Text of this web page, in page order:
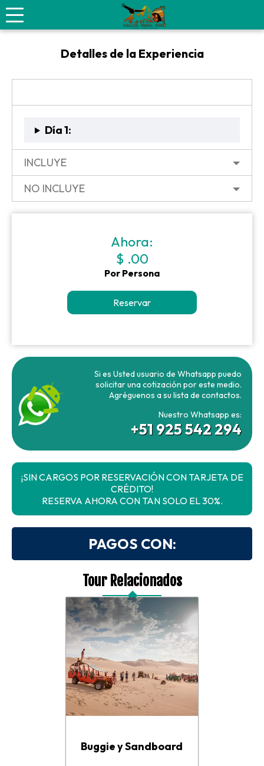
Cañon de los Perdidos Full Day
Detalles de la Experiencia
Día 1:
INCLUYE
NO INCLUYE
Ahora:
$ .00
Por Persona
Reservar
Si es Usted usuario de Whatsapp puedo
solicitar una cotización por este medio.
Agréguenos a su lista de contactos.
Nuestro Whatsapp es:
+51 925 542 294
¡SIN CARGOS POR RESERVACIÓN CON TARJETA DE
CRÉDITO!
RESERVA AHORA CON TAN SOLO EL 30%.
PAGOS CON:
Tour Relacionados
Buggie y Sandboard